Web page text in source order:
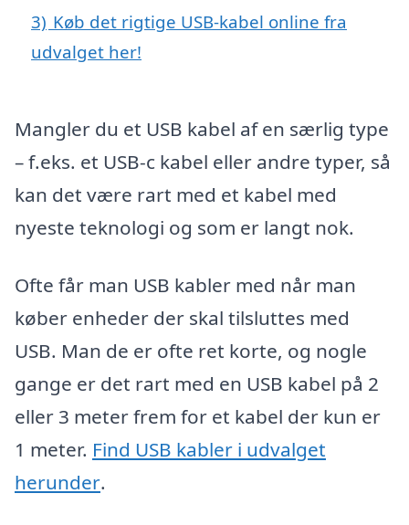
3) Køb det rigtige USB-kabel online fra
udvalget her!
Mangler du et USB kabel af en særlig type
– f.eks. et USB-c kabel eller andre typer, så
kan det være rart med et kabel med
nyeste teknologi og som er langt nok.
Ofte får man USB kabler med når man
køber enheder der skal tilsluttes med
USB. Man de er ofte ret korte, og nogle
gange er det rart med en USB kabel på 2
eller 3 meter frem for et kabel der kun er
1 meter. Find USB kabler i udvalget
herunder.